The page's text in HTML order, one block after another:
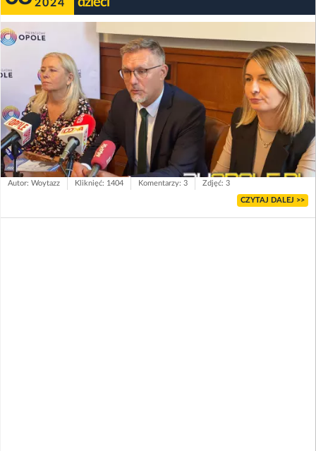
2024
Autor: Woytazz Kliknięć: 1404 Komentarzy: 3 Zdjęć: 3
CZYTAJ DALEJ >>